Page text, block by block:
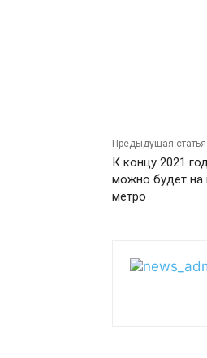
Предыдущая статья
К концу 2021
можно будет на
метро